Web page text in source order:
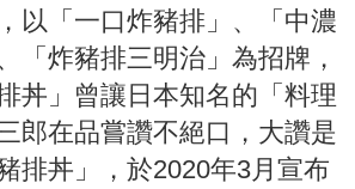
以「一口炸豬排」、「中濃
「炸豬排三明治」為招牌，
丼」曾讓日本知名的「料理
郎在品嘗讚不絕口，大讚是
排丼」，於2020年3月宣布